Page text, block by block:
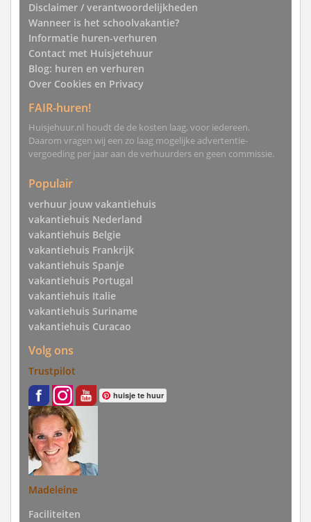
Disclaimer / verantwoordelijkheden
Wanneer is het schoolvakantie?
Informatie huren-verhuren
Contact met Huisjetehuur
Blog: huren en verhuren
Over Cookies en Privacy
FAIR-huren!
Huisjehuur.nl houdt de de kosten laag, voor iedereen.
Daarom vragen wij een zo laag mogelijke advertentie-
vergoeding per jaar aan de verhuurders en geen commissie.
Populair
verhuur jouw vakantiehuis
vakantiehuis Nederland
vakantiehuis Belgie
vakantiehuis Frankrijk
vakantiehuis Spanje
vakantiehuis Portugal
vakantiehuis Italie
vakantiehuis Suriname
vakantiehuis Curacao
Volg ons
Trustpilot
huisje te huur
Madeleine
Faciliteiten